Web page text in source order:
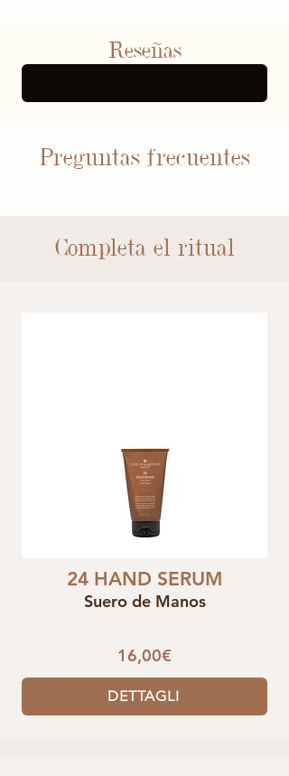
Reseñas
Preguntas frecuentes
Completa el ritual
24 HAND SERUM
Suero de Manos
16,00€
DETTAGLI